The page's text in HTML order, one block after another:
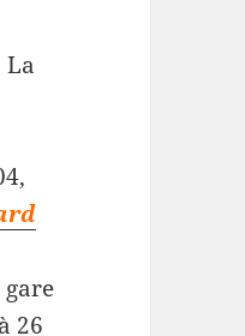
La
26